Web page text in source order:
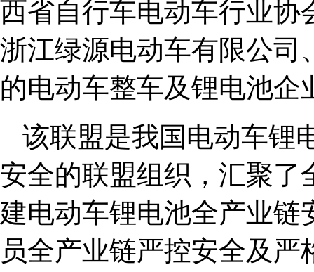
西省自行车电动车行业协
浙江绿源电动车有限公司
的电动车整车及锂电池
该联盟是我国电动车锂
安全的联盟组织，汇聚了
建电动车锂电池全产业链
员全产业链严控安全及